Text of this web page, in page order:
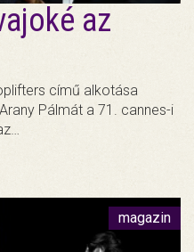
az
című alkotása
Pálmát a 71. cannes-i
magazin